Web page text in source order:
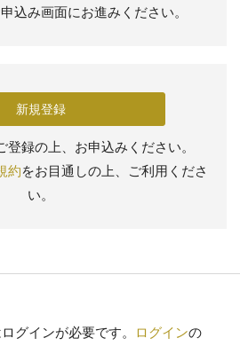
込み画面にお進みください。
新規登録
登録の上、お申込みください。
約をお目通しの上、ご利用くださ
い。
グインが必要です。 ログインの